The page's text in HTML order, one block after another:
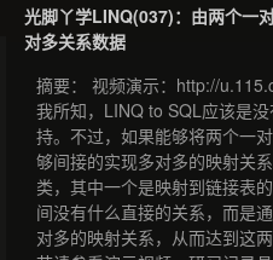
光脚丫学LINQ(037)：由两个一
对多关系数据
摘要： 视频演示：http://
我所知，LINQ to SQL应该是
持。不过，如果能够将两个一
够间接的实现多对多的映射关
类，其中一个是映射到链接表
间没有什么直接的关系，而是
对多的映射关系，从而达到这